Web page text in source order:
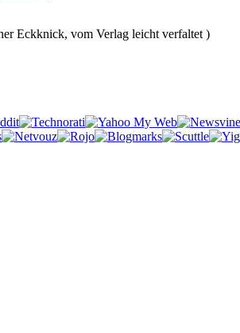
Eckknick, vom Verlag leicht verfaltet )